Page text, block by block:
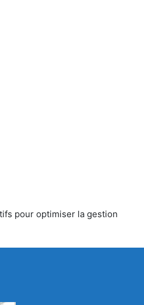
pour optimiser la gestion